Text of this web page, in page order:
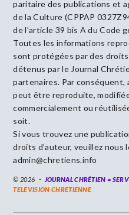
paritaire des publications et
de la Culture (CPPAP
de l’article 39 bis A du Code
Toutes les informations
sont protégées par des
détenus par le Journal
partenaires. Par conséquent,
peut être reproduite,
commercialement ou
soit.
Si vous trouvez une
droits d’auteur, veuillez nous
admin@chretiens.info
© 2026 JOURNAL CHRÉTIEN =
TELEVISION CHRETIENNE